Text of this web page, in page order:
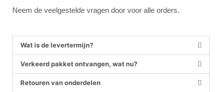
Neem de veelgestelde vragen door voor alle orders.
Wat is de levertermijn?
Verkeerd pakket ontvangen, wat nu?
Retouren van onderdelen